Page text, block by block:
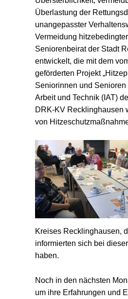
Überlastung der
unangepasster
Vermeidung
Seniorenbeirat der Stadt
entwickelt, die mit dem
geförderten Projekt
Seniorinnen und
Arbeit und Technik (IAT)
DRK-KV Recklinghausen
von
Kreises Recklinghausen,
informierten sich bei
haben.
Noch in den nächsten
um ihre Erfahrungen und